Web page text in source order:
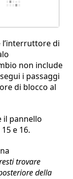
l’interruttore di
non include
i passaggi
di blocco al
il pannello
e 16.
trovare
della